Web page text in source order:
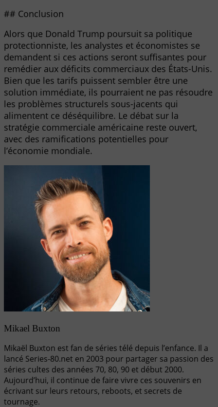
## Conclusion
Alors que Donald Trump poursuit sa politique
protectionniste, les analystes et économistes se
demandent si ces actions seront suffisantes pour
remédier aux déficits commerciaux des États-Unis.
Bien que les tarifs puissent sembler être une
solution immédiate, ils pourraient ne pas résoudre
les problèmes structurels sous-jacents qui
alimentent ce déséquilibre. Le débat sur la
stratégie commerciale américaine reste ouvert,
avec des ramifications potentielles pour
l’économie mondiale.
Mikael Buxton
Mikaël Buxton est fan de séries télé depuis l’enfance. Il a
lancé Series-80.net en 2003 pour partager sa passion des
séries cultes des années 70, 80, 90 et début 2000.
Aujourd’hui, il continue de faire vivre ces souvenirs en
écrivant sur leurs retours, reboots, et secrets de
tournage.